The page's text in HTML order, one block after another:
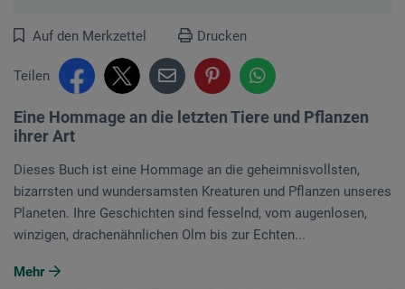
Auf den Merkzettel Drucken
Teilen
Eine Hommage an die letzten Tiere und Pflanzen
ihrer Art
Dieses Buch ist eine Hommage an die geheimnisvollsten,
bizarrsten und wundersamsten Kreaturen und Pflanzen unseres
Planeten. Ihre Geschichten sind fesselnd, vom augenlosen,
winzigen, drachenähnlichen Olm bis zur Echten...
Mehr